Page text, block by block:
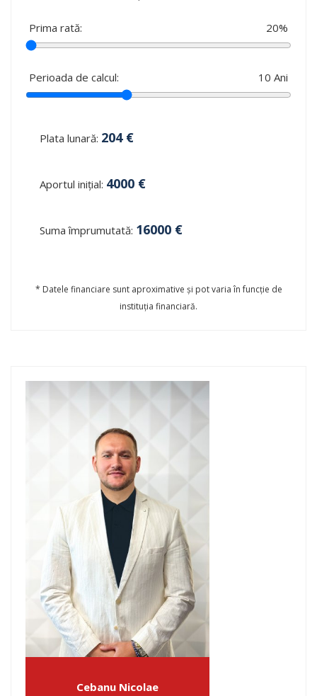
Prima rată: 20%
Perioada de calcul: 10 Ani
Plata lunară: 204€
Aportul inițial: 4000 €
Suma împrumutată: 16000 €
* Datele financiare sunt aproximative și pot varia în funcție de
instituția financiară.
Cebanu Nicolae